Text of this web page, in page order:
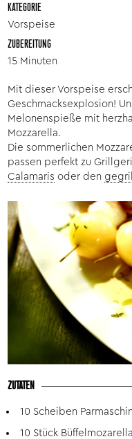
KATEGORIE
Vorspeise
ZUBEREITUNG
15 Minuten
Mit dieser Vorspeise
Geschmacksexplosion!
Melonenspieße mit
Mozzarella.
Die sommerlichen
passen perfekt zu
Calamaris oder den
ZUTATEN
10 Scheiben
10 Stück